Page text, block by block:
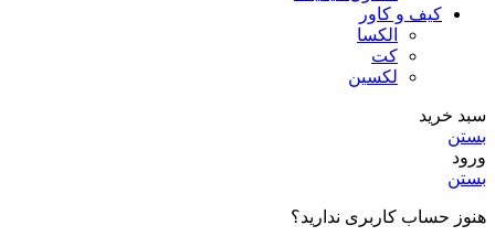
کیف و کاور
الکسا
کت
لکسین
سبد خرید
بستن
ورود
بستن
هنوز حساب کاربری ندارید؟